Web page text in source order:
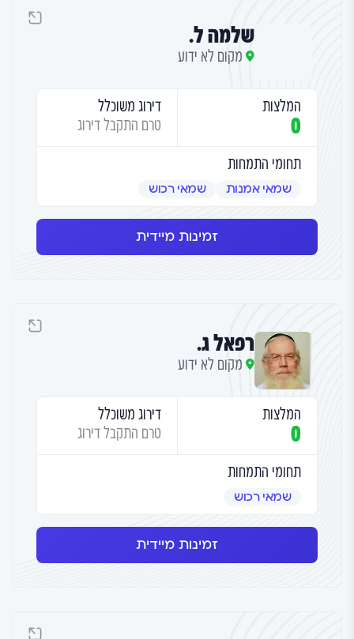
שלמה ל.
מקום לא ידוע
המלצות
0
דירוג משוכלל
טרם התקבל דירוג
תחומי התמחות
שמאי אמנות שמאי רכוש
זמינות מיידית
רפאל ג.
מקום לא ידוע
המלצות
0
דירוג משוכלל
טרם התקבל דירוג
תחומי התמחות
שמאי רכוש
זמינות מיידית